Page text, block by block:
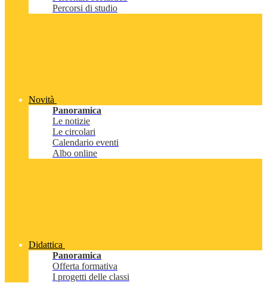
Percorsi di studio
Novità
Panoramica
Le notizie
Le circolari
Calendario eventi
Albo online
Didattica
Panoramica
Offerta formativa
I progetti delle classi